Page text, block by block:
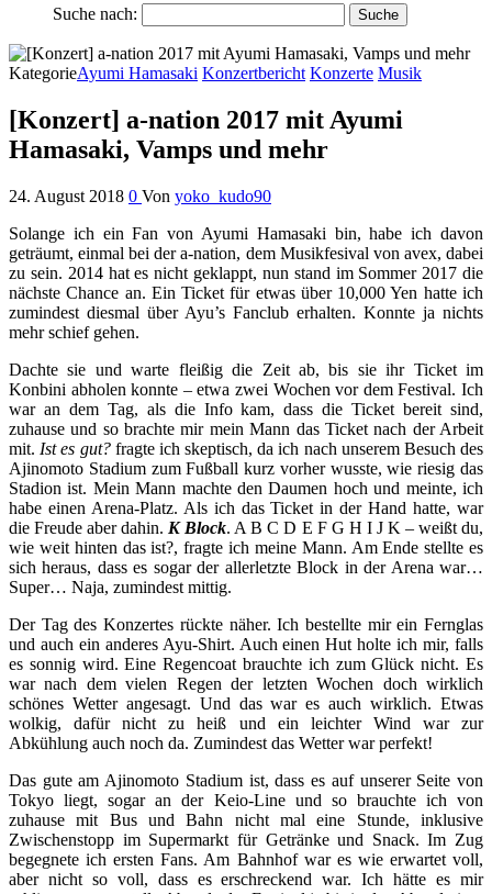
Suche nach:
KategorieAyumi Hamasaki Konzertbericht Konzerte Musik
[Konzert] a-nation 2017 mit Ayumi
Hamasaki, Vamps und mehr
24. August 2018 0 Von yoko_kudo90
Solange ich ein Fan von Ayumi Hamasaki bin, habe ich davon
geträumt, einmal bei der a-nation, dem Musikfesival von avex, dabei
zu sein. 2014 hat es nicht geklappt, nun stand im Sommer 2017 die
nächste Chance an. Ein Ticket für etwas über 10,000 Yen hatte ich
zumindest diesmal über Ayu’s Fanclub erhalten. Konnte ja nichts
mehr schief gehen.
Dachte sie und warte fleißig die Zeit ab, bis sie ihr Ticket im
Konbini abholen konnte – etwa zwei Wochen vor dem Festival. Ich
war an dem Tag, als die Info kam, dass die Ticket bereit sind,
zuhause und so brachte mir mein Mann das Ticket nach der Arbeit
mit. Ist es gut?fragte ich skeptisch, da ich nach unserem Besuch des
Ajinomoto Stadium zum Fußball kurz vorher wusste, wie riesig das
Stadion ist. Mein Mann machte den Daumen hoch und meinte, ich
habe einen Arena-Platz. Als ich das Ticket in der Hand hatte, war
die Freude aber dahin. K Block. A B C D E F G H I J K – weißt du,
wie weit hinten das ist?, fragte ich meine Mann. Am Ende stellte es
sich heraus, dass es sogar der allerletzte Block in der Arena war…
Super… Naja, zumindest mittig.
Der Tag des Konzertes rückte näher. Ich bestellte mir ein Fernglas
und auch ein anderes Ayu-Shirt. Auch einen Hut holte ich mir, falls
es sonnig wird. Eine Regencoat brauchte ich zum Glück nicht. Es
war nach dem vielen Regen der letzten Wochen doch wirklich
schönes Wetter angesagt. Und das war es auch wirklich. Etwas
wolkig, dafür nicht zu heiß und ein leichter Wind war zur
Abkühlung auch noch da. Zumindest das Wetter war perfekt!
Das gute am Ajinomoto Stadium ist, dass es auf unserer Seite von
Tokyo liegt, sogar an der Keio-Line und so brauchte ich von
zuhause mit Bus und Bahn nicht mal eine Stunde, inklusive
Zwischenstopp im Supermarkt für Getränke und Snack. Im Zug
begegnete ich ersten Fans. Am Bahnhof war es wie erwartet voll,
aber nicht so voll, dass es erschreckend war. Ich hätte es mir